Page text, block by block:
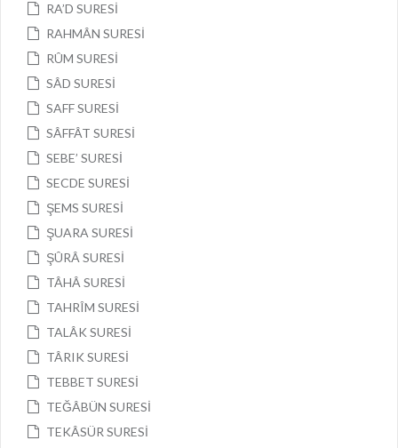
RA’D SURESİ
RAHMÂN SURESİ
RÛM SURESİ
SÂD SURESİ
SAFF SURESİ
SÂFFÂT SURESİ
SEBE’ SURESİ
SECDE SURESİ
ŞEMS SURESİ
ŞUARA SURESİ
ŞÛRÂ SURESİ
TÂHÂ SURESİ
TAHRÎM SURESİ
TALÂK SURESİ
TÂRIK SURESİ
TEBBET SURESİ
TEĞÂBÜN SURESİ
TEKÂSÜR SURESİ